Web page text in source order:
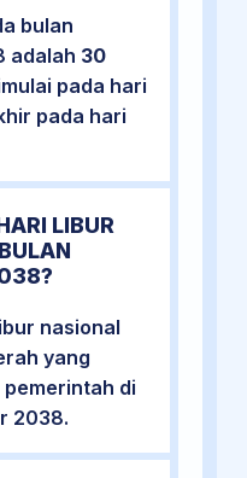
bulan
adalah 30
pada hari
pada hari
LIBUR
nasional
yang
di
2038.